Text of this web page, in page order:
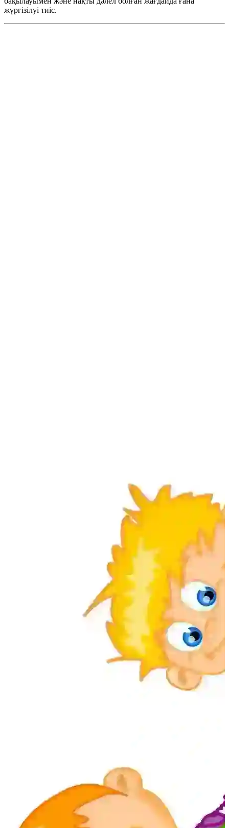
жүргізілуі тиіс.